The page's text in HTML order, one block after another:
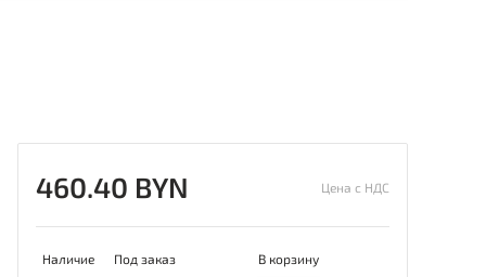
460.40 BYN Цена с НДС
Наличие Под заказ
В корзину